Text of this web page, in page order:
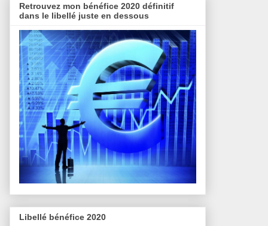
Retrouvez mon bénéfice 2020 définitif
dans le libellé juste en dessous
Libellé bénéfice 2020